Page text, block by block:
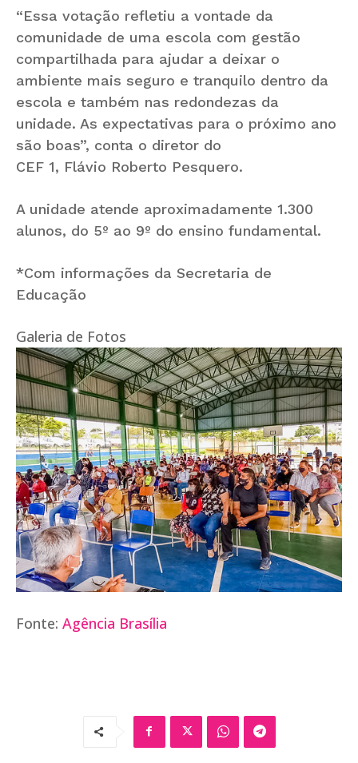
“Essa votação refletiu a vontade da
comunidade de uma escola com gestão
compartilhada para ajudar a deixar o
ambiente mais seguro e tranquilo dentro da
escola e também nas redondezas da
unidade. As expectativas para o próximo ano
são boas”, conta o diretor do
CEF 1, Flávio Roberto Pesquero.
A unidade atende aproximadamente 1.300
alunos, do 5º ao 9º do ensino fundamental.
*Com informações da Secretaria de
Educação
Galeria de Fotos
Fonte: Agência Brasília